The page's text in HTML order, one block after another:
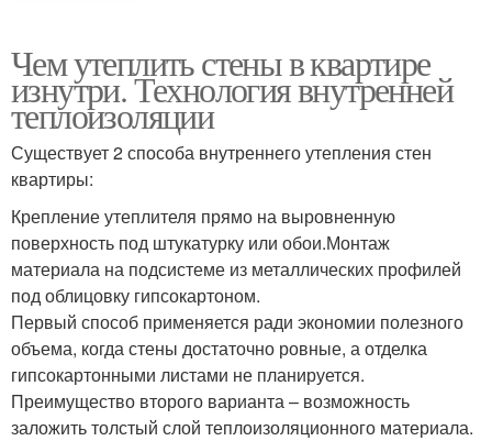
Чем утеплить стены в квартире
изнутри. Технология внутренней
теплоизоляции
Существует 2 способа внутреннего утепления стен
квартиры:
Крепление утеплителя прямо на выровненную
поверхность под штукатурку или обои.Монтаж
материала на подсистеме из металлических профилей
под облицовку гипсокартоном.
Первый способ применяется ради экономии полезного
объема, когда стены достаточно ровные, а отделка
гипсокартонными листами не планируется.
Преимущество второго варианта – возможность
заложить толстый слой теплоизоляционного материала.